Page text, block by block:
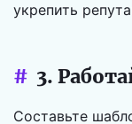
укрепить
# 3.
Составьте